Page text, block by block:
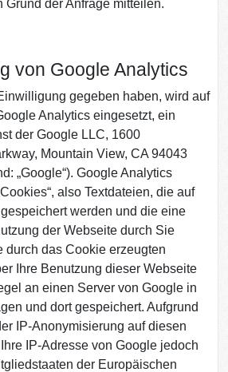
Grund der Anfrage mitteilen.
von Google Analytics
gegeben haben, wird auf
Analytics eingesetzt, ein
der Google LLC, 1600
Mountain View, CA 94043
„Google“). Google Analytics
also Textdateien, die auf
gespeichert werden und die eine
der Webseite durch Sie
durch das Cookie erzeugten
Ihre Benutzung dieser Webseite
an einen Server von Google in
und dort gespeichert. Aufgrund
IP-Anonymisierung auf diesen
IP-Adresse von Google jedoch
der Europäischen